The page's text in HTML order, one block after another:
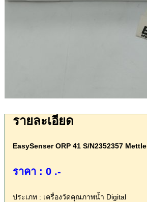
รายละเอียด
EasySenser ORP 41 S/N2352357
ราคา : 0 .-
ประเภท : เครื่องวัดคุณภาพน้ำ Digital